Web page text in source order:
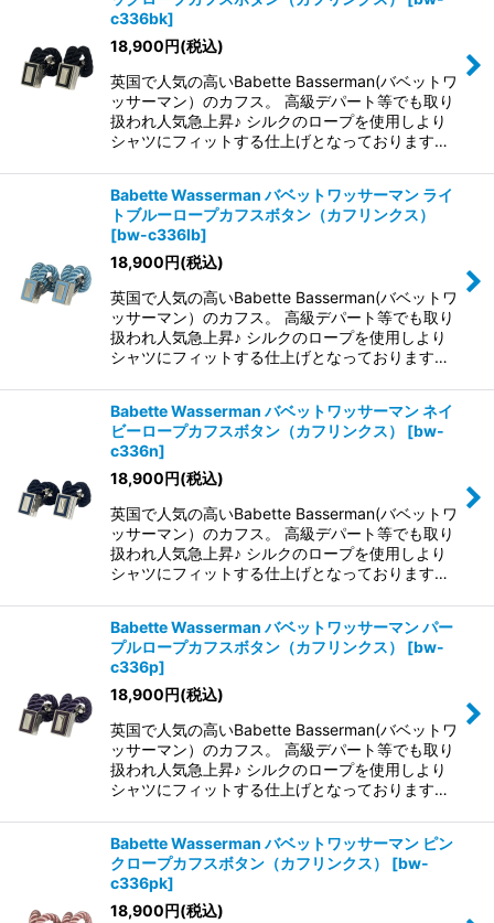
c336bk]
18,900円(税込)
英国で人気の高いBabette Basserman(バベットワ
ッサーマン）のカフス。 高級デパート等でも取り
扱われ人気急上昇♪ シルクのロープを使用しより
シャツにフィットする仕上げとなっております…
Babette Wasserman バベットワッサーマン ライ
トブルーロープカフスボタン（カフリンクス）
[bw-c336lb]
18,900円(税込)
英国で人気の高いBabette Basserman(バベットワ
ッサーマン）のカフス。 高級デパート等でも取り
扱われ人気急上昇♪ シルクのロープを使用しより
シャツにフィットする仕上げとなっております…
Babette Wasserman バベットワッサーマン ネイ
ビーロープカフスボタン（カフリンクス）
[bw-
c336n]
18,900円(税込)
英国で人気の高いBabette Basserman(バベットワ
ッサーマン）のカフス。 高級デパート等でも取り
扱われ人気急上昇♪ シルクのロープを使用しより
シャツにフィットする仕上げとなっております…
Babette Wasserman バベットワッサーマン パー
プルロープカフスボタン（カフリンクス）
[bw-
c336p]
18,900円(税込)
英国で人気の高いBabette Basserman(バベットワ
ッサーマン）のカフス。 高級デパート等でも取り
扱われ人気急上昇♪ シルクのロープを使用しより
シャツにフィットする仕上げとなっております…
Babette Wasserman バベットワッサーマン ピン
クロープカフスボタン（カフリンクス）
[bw-
c336pk]
18,900円(税込)